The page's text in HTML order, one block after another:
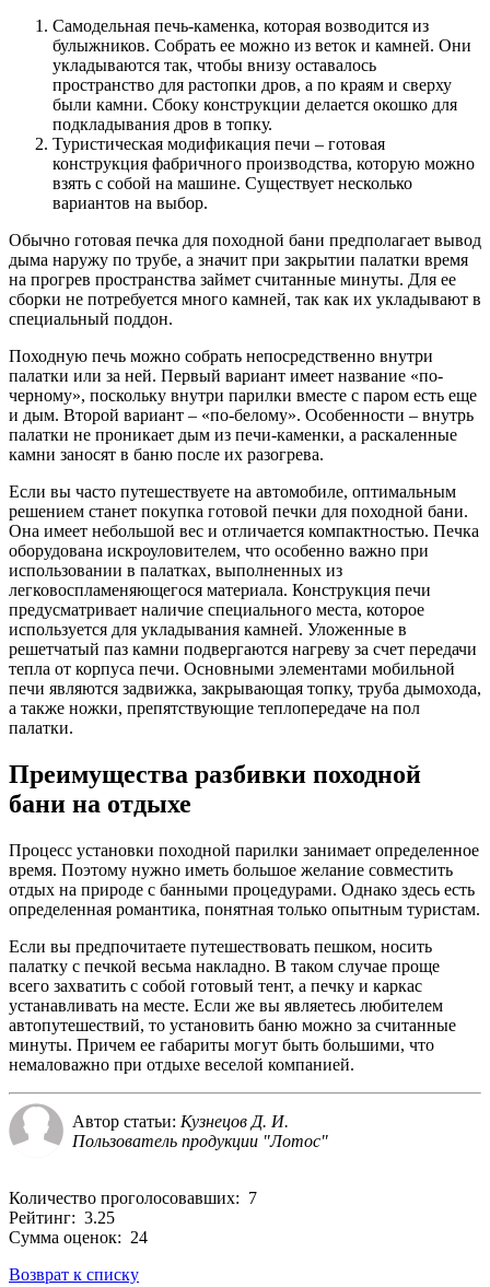
Самодельная печь-каменка, которая возводится из
булыжников. Собрать ее можно из веток и камней. Они
укладываются так, чтобы внизу оставалось
пространство для растопки дров, а по краям и сверху
были камни. Сбоку конструкции делается окошко для
подкладывания дров в топку.
Туристическая модификация печи – готовая
конструкция фабричного производства, которую можно
взять с собой на машине. Существует несколько
вариантов на выбор.
Обычно готовая печка для походной бани предполагает вывод
дыма наружу по трубе, а значит при закрытии палатки время
на прогрев пространства займет считанные минуты. Для ее
сборки не потребуется много камней, так как их укладывают в
специальный поддон.
Походную печь можно собрать непосредственно внутри
палатки или за ней. Первый вариант имеет название «по-
черному», поскольку внутри парилки вместе с паром есть еще
и дым. Второй вариант – «по-белому». Особенности – внутрь
палатки не проникает дым из печи-каменки, а раскаленные
камни заносят в баню после их разогрева.
Если вы часто путешествуете на автомобиле, оптимальным
решением станет покупка готовой печки для походной бани.
Она имеет небольшой вес и отличается компактностью. Печка
оборудована искроуловителем, что особенно важно при
использовании в палатках, выполненных из
легковоспламеняющегося материала. Конструкция печи
предусматривает наличие специального места, которое
используется для укладывания камней. Уложенные в
решетчатый паз камни подвергаются нагреву за счет передачи
тепла от корпуса печи. Основными элементами мобильной
печи являются задвижка, закрывающая топку, труба дымохода,
а также ножки, препятствующие теплопередаче на пол
палатки.
Преимущества разбивки походной
бани на отдыхе
Процесс установки походной парилки занимает определенное
время. Поэтому нужно иметь большое желание совместить
отдых на природе с банными процедурами. Однако здесь есть
определенная романтика, понятная только опытным туристам.
Если вы предпочитаете путешествовать пешком, носить
палатку с печкой весьма накладно. В таком случае проще
всего захватить с собой готовый тент, а печку и каркас
устанавливать на месте. Если же вы являетесь любителем
автопутешествий, то установить баню можно за считанные
минуты. Причем ее габариты могут быть большими, что
немаловажно при отдыхе веселой компанией.
Автор статьи: Кузнецов Д. И.
Пользователь продукции "Лотос"
Количество проголосовавших: 7
Рейтинг: 3.25
Сумма оценок: 24
Возврат к списку